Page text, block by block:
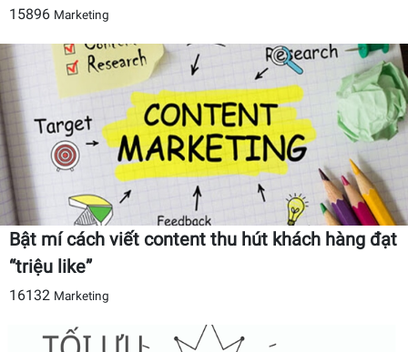
15896 Marketing
Bật mí cách viết content thu hút khách hàng đạt
“triệu like”
16132 Marketing